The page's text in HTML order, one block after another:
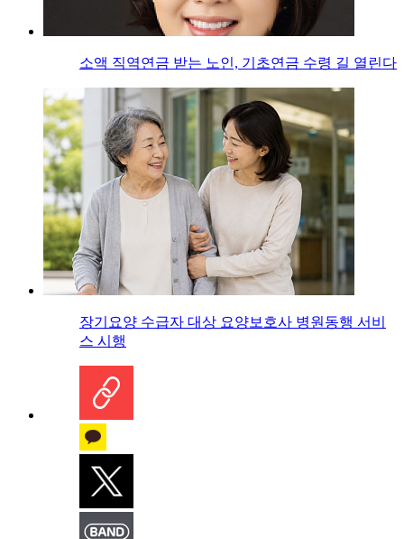
소액 직역연금 받는 노인, 기초연금 수령 길 열린다
장기요양 수급자 대상 요양보호사 병원동행 서비
스 시행